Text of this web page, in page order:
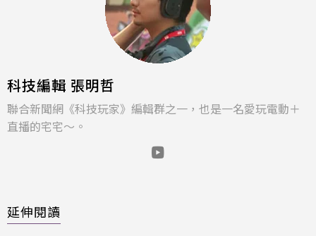
科技編輯 張明哲
聯合新聞網《科技玩家》編輯群之一，也是一名愛玩電動＋
直播的宅宅～。
延伸閱讀